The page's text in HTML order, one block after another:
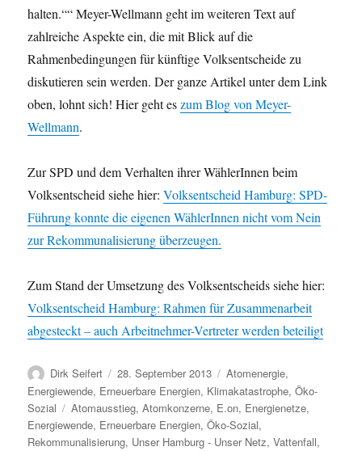
halten.““ Meyer-Wellmann geht im weiteren Text auf
zahlreiche Aspekte ein, die mit Blick auf die
Rahmenbedingungen für künftige Volksentscheide zu
diskutieren sein werden. Der ganze Artikel unter dem Link
oben, lohnt sich! Hier geht eszum Blog von Meyer-
Wellmann.
Zur SPD und dem Verhalten ihrer WählerInnen beim
Volksentscheid siehe hier:Volksentscheid Hamburg: SPD-
Führung konnte die eigenen WählerInnen nicht vom Nein
zur Rekommunalisierung überzeugen.
Zum Stand der Umsetzung des Volksentscheids siehe hier:
Volksentscheid Hamburg: Rahmen für Zusammenarbeit
abgesteckt – auch Arbeitnehmer-Vertreter werden beteiligt
Autor
Dirk Seifert
Veröffentlicht
am
28. September 2013 Kategorien
Atomenergie,
Energiewende, Erneuerbare Energien, Klimakatastrophe,Öko-
Sozial
Schlagwörter
Atomausstieg,Atomkonzerne, E.on, Energienetze,
Energiewende, Erneuerbare Energien,Öko-Sozial,
Rekommunalisierung, Unser Hamburg - Unser Netz,Vattenfall,